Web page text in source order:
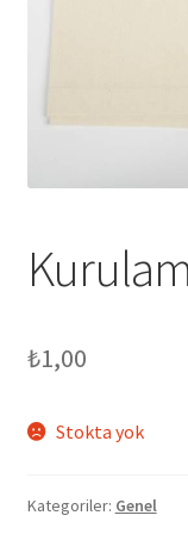
₺1,00
Stokta yok
Kategoriler: Genel